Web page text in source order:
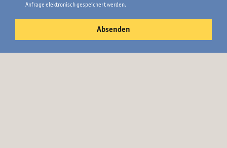
Anfrage elektronisch gespeichert werden.